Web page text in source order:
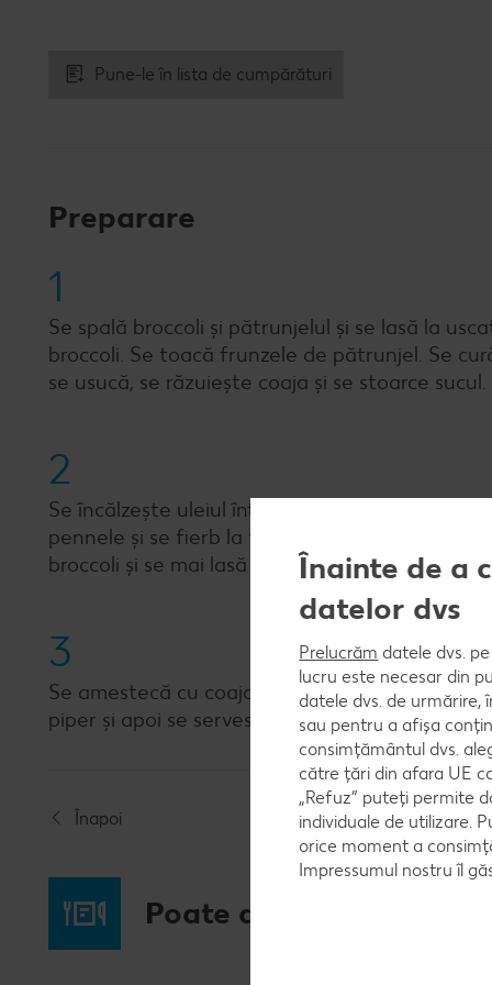
Pune-le în lista de cumpărături
Preparare
1
Se spală broccoli și pătrunjelul și se lasă la
broccoli. Se toacă frunzele de pătrunjel. Se
se usucă, se răzuiește coaja și se stoarce sucul.
2
Se încălzește uleiul într-o oală mare, se
pennele și se fierb la foc mediu timp de
broccoli și se mai lasă încă 5-6 minute.
3
Se amestecă cu coaja și sucul de lămâie,
piper și apoi se servesc.
Înapoi
Poate ai poftă și de...
Înainte de a
datelor dvs
Prelucrăm datele dvs.
lucru este necesar din
datele dvs. de urmărire,
sau pentru a afișa
consimțământul dvs.
către țări din afara UE
„Refuz” puteți permite
individuale de utilizare.
orice moment a
Impressumul nostru îl